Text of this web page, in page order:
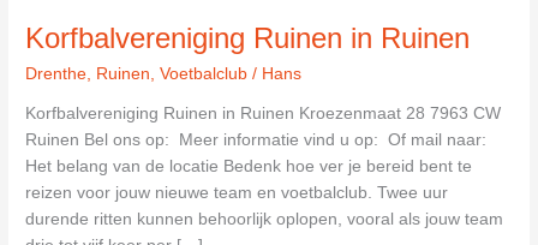
Korfbalvereniging Ruinen in Ruinen
Drenthe Ruinen ,Voetbalclub / Hans
Korfbalvereniging Ruinen in Ruinen Kroezenmaat 28 7963 CW
Ruinen Bel ons op: Meer informatie vind u op: Of mail naar:
Het belang van de locatie Bedenk hoe ver je bereid bent te
reizen voor jouw nieuwe team en voetbalclub. Twee uur
durende ritten kunnen behoorlijk oplopen, vooral als jouw team